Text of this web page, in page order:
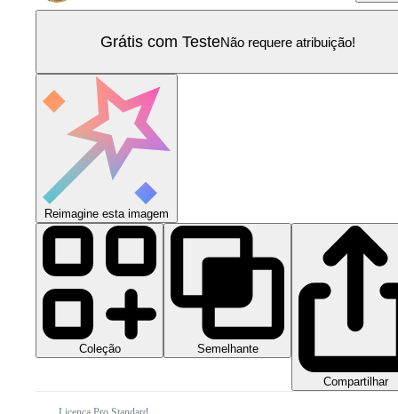
Grátis com TesteNão requere atribuição!
Reimagine esta imagem
Coleção Semelhante
Compartilhar